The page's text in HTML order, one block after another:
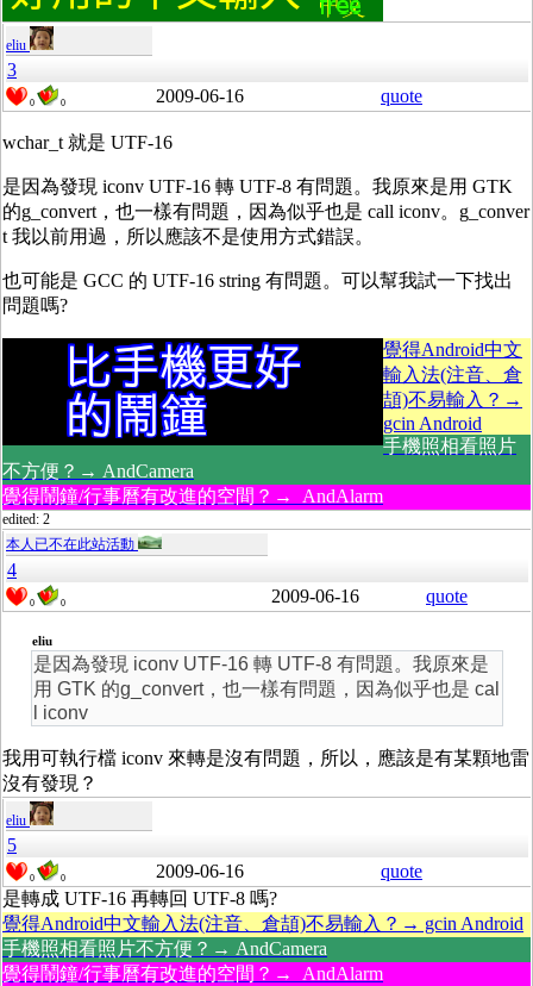
eliu
3
0 0 2009-06-16 quote
wchar_t 就是 UTF-16
是因為發現 iconv UTF-16 轉 UTF-8 有問題。我原來是用 GTK
的g_convert，也一樣有問題，因為似乎也是 call iconv。g_conver
t 我以前用過，所以應該不是使用方式錯誤。
也可能是 GCC 的 UTF-16 string 有問題。可以幫我試一下找出
問題嗎?
覺得Android中文
輸入法(注音、倉
頡)不易輸入？→
gcin Android
手機照相看照片
不方便？→ AndCamera
覺得鬧鐘/行事曆有改進的空間？→ AndAlarm
edited: 2
本人已不在此站活動
4
0 0 2009-06-16 quote
eliu
是因為發現 iconv UTF-16 轉 UTF-8 有問題。我原來是
用 GTK 的g_convert，也一樣有問題，因為似乎也是 cal
l iconv
我用可執行檔 iconv 來轉是沒有問題，所以，應該是有某顆地雷
沒有發現？
eliu
5
0 0 2009-06-16
quote
是轉成 UTF-16 再轉回 UTF-8 嗎?
覺得Android中文輸入法(注音、倉頡)不易輸入？→ gcin Android
手機照相看照片不方便？→ AndCamera
覺得鬧鐘/行事曆有改進的空間？→ AndAlarm